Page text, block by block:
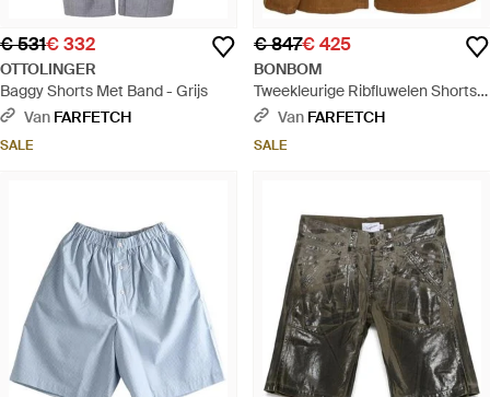
€ 531€ 332
OTTOLINGER
Baggy Shorts Met Band - Grijs
Van FARFETCH
SALE
€ 847€ 425
BONBOM
Tweekleurige Ribfluwelen Shorts -
BruinVan FARFETCH
SALE